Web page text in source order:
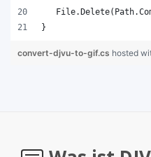
}
convert-djvu-to-gif.cs hosted